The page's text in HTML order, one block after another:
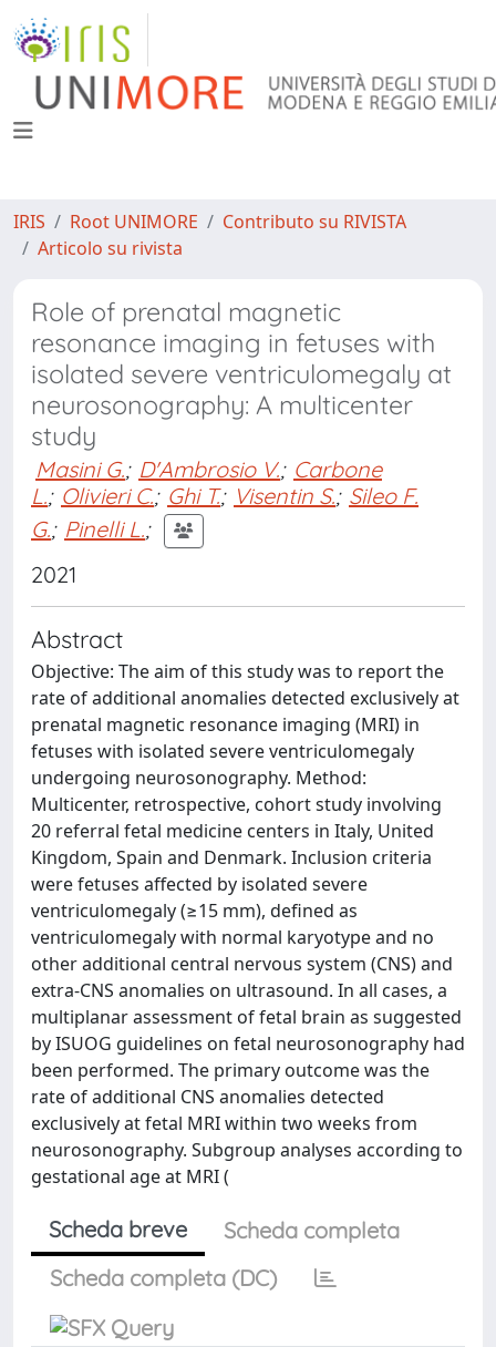
IRIS Root UNIMORE
Contributo su RIVISTA
Articolo su rivista
Role of prenatal magnetic
resonance imaging in fetuses with
isolated severe ventriculomegaly at
neurosonography: A multicenter
study
Masini G.; D'Ambrosio V.; Carbone
L.; Olivieri C.; Ghi T.; Visentin S.; Sileo F.
G.; Pinelli L.;
2021
Abstract
Objective: The aim of this study was to report the
rate of additional anomalies detected exclusively at
prenatal magnetic resonance imaging (MRI) in
fetuses with isolated severe ventriculomegaly
undergoing neurosonography. Method:
Multicenter, retrospective, cohort study involving
20 referral fetal medicine centers in Italy, United
Kingdom, Spain and Denmark. Inclusion criteria
were fetuses affected by isolated severe
ventriculomegaly (≥15 mm), defined as
ventriculomegaly with normal karyotype and no
other additional central nervous system (CNS) and
extra-CNS anomalies on ultrasound. In all cases, a
multiplanar assessment of fetal brain as suggested
by ISUOG guidelines on fetal neurosonography had
been performed. The primary outcome was the
rate of additional CNS anomalies detected
exclusively at fetal MRI within two weeks from
neurosonography. Subgroup analyses according to
gestational age at MRI (
Scheda breve
Scheda completa
Scheda completa (DC)